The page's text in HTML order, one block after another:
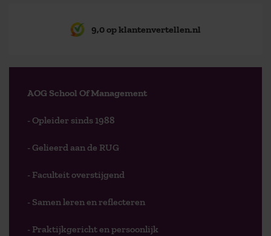
9,0 op klantenvertellen.nl
AOG School Of Management
- Opleider sinds 1988
- Gelieerd aan de RUG
- Faculteit overstijgend
- Samen leren en reflecteren
- Praktijkgericht en persoonlijk